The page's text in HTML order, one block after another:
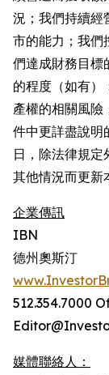
況；我們持續
市的能力；我們
們達成財務目標
的程度（如有）
產權的相關風險
件中更詳盡說明
日，除法律規
其他情況而更新
企業傳訊
IBN
德州奧斯汀
512.354.7000
媒體聯絡人：